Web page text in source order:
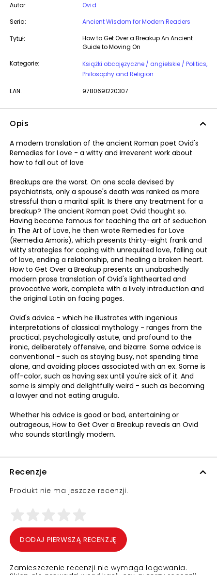
Autor:
Ovid
Seria:
Ancient Wisdom for Modern Readers
Tytuł:
How to Get Over a Breakup An Ancient
Guide to Moving On
Kategorie:
Książki obcojęzyczne / angielskie / Politics,
Philosophy and Religion
EAN: 9780691220307
Opis
A modern translation of the ancient Roman poet Ovid's
Remedies for Love - a witty and irreverent work about
how to fall out of love
Breakups are the worst. On one scale devised by
psychiatrists, only a spouse's death was ranked as more
stressful than a marital split. Is there any treatment for a
breakup? The ancient Roman poet Ovid thought so.
Having become famous for teaching the art of seduction
in The Art of Love, he then wrote Remedies for Love
(Remedia Amoris), which presents thirty-eight frank and
witty strategies for coping with unrequited love, falling out
of love, ending a relationship, and healing a broken heart.
How to Get Over a Breakup presents an unabashedly
modern prose translation of Ovid's lighthearted and
provocative work, complete with a lively introduction and
the original Latin on facing pages.
Ovid's advice - which he illustrates with ingenious
interpretations of classical mythology - ranges from the
practical, psychologically astute, and profound to the
ironic, deliberately offensive, and bizarre. Some advice is
conventional - such as staying busy, not spending time
alone, and avoiding places associated with an ex. Some is
off-color, such as having sex until you're sick of it. And
some is simply and delightfully weird - such as becoming
a lawyer and not eating arugula.
Whether his advice is good or bad, entertaining or
outrageous, How to Get Over a Breakup reveals an Ovid
who sounds startlingly modern.
Recenzje
Produkt nie ma jeszcze recenzji.
DODAJ PIERWSZĄ RECENZJĘ
Zamieszczenie recenzji nie wymaga logowania.